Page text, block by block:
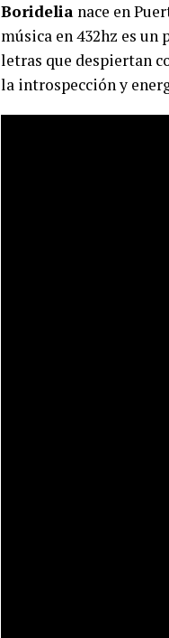
Boridelia nace en
música en 432hz es
letras que despiertan
la introspección y